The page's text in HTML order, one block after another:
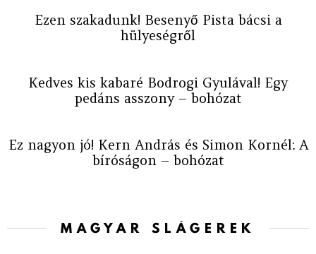
Ezen szakadunk! Besenyő Pista bácsi a
hülyeségről
Kedves kis kabaré Bodrogi Gyulával! Egy
pedáns asszony – bohózat
Ez nagyon jó! Kern András és Simon Kornél: A
bíróságon – bohózat
MAGYAR SLÁGEREK